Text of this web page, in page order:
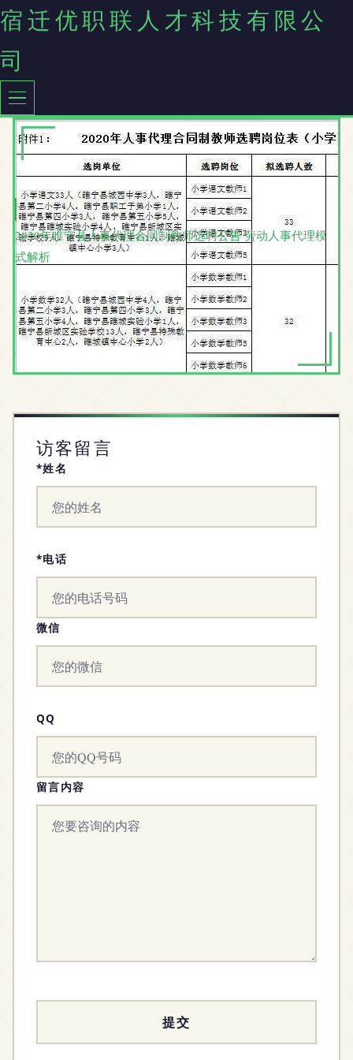
宿迁优职联人才科技有限公
司
2020年睢宁县人事代理合同制教师选聘公告 劳动人事代理模
式解析
访客留言
*姓名
*电话
微信
QQ
留言内容